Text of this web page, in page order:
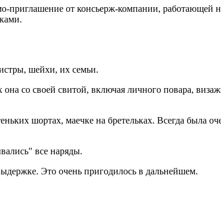
от консьерж-компании, работающей
шейхи, их семьи.
своей свитой, включая личного повара,
шортах, маечке на бретельках. Всегда была
все наряды.
Это очень пригодилось в дальнейшем.